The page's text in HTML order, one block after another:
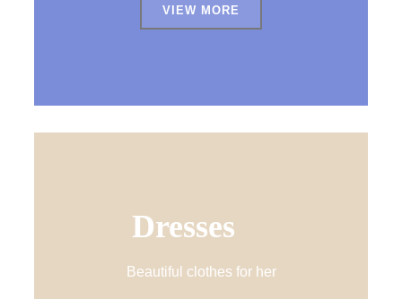
VIEW MORE
Dresses
Beautiful clothes for her